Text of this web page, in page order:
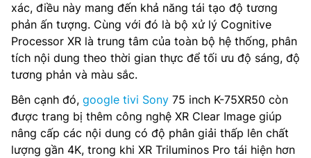
xác, điều này mang đến khả năng tái tạo độ tương
phản ấn tượng. Cùng với đó là bộ xử lý Cognitive
Processor XR là trung tâm của toàn bộ hệ thống, phân
tích nội dung theo thời gian thực để tối ưu độ sáng, độ
tương phản và màu sắc.
Bên cạnh đó, google tivi Sony 75 inch K-75XR50 còn
được trang bị thêm công nghệ XR Clear Image giúp
nâng cấp các nội dung có độ phân giải thấp lên chất
lượng gần 4K, trong khi XR Triluminos Pro tái hiện hơn